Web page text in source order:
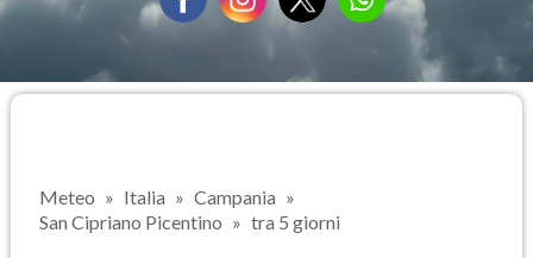
Meteo Italia
Campania
San Cipriano Picentino
tra 5 giorni